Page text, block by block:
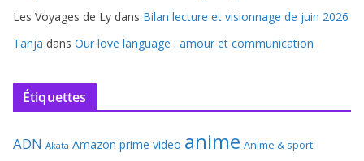
Les Voyages de Ly dans Bilan lecture et visionnage de juin 2026
Tanja dans Our love language : amour et communication
Étiquettes
ADN Akata Amazon prime video anime Anime & sport